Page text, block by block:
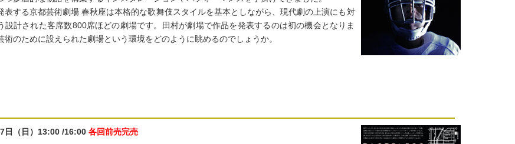
表する京都芸術劇場 春秋座は本格的な歌舞伎スタイルを基本としながら、現代劇の上演にも対
設計された客席数800席ほどの劇場です。田村が劇場で作品を発表するのは初の機会となりま
術のために設えられた劇場という環境をどのように眺めるのでしょうか。
日（日）13:00 /16:00 各回前売完売